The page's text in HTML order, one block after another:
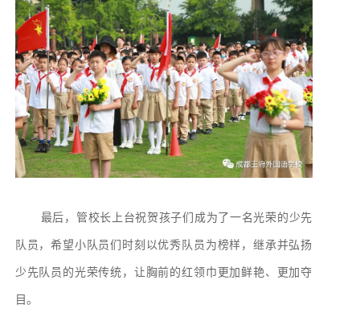
最后，管校长上台祝贺孩子们成为了一名光荣的少先
队员，希望小队员们时刻以优秀队员为榜样，继承并弘扬
少先队员的光荣传统，让胸前的红领巾更加鲜艳、更加夺
目。